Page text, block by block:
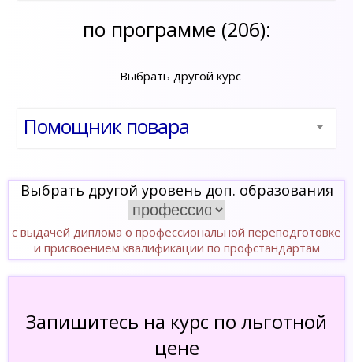
по программе (206):
Выбрать другой курс
Помощник повара
Выбрать другой уровень доп. образования
с выдачей диплома о профессиональной переподготовке
и присвоением квалификации по профстандартам
Запишитесь на курс по льготной
цене